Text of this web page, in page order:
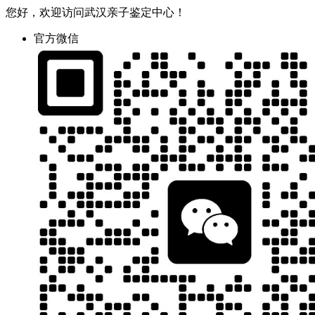
您好，欢迎访问武汉亲子鉴定中心！
官方微信